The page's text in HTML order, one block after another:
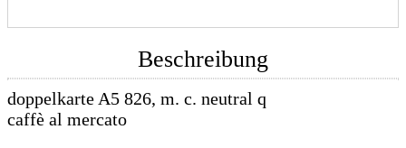
Beschreibung
doppelkarte A5 826, m. c. neutral q
caffè al mercato